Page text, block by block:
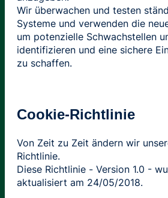
Wir überwachen und testen
Systeme und verwenden die
um potenzielle Schwachstellen
identifizieren und eine sichere
zu schaffen.
Cookie-Richtlinie
Von Zeit zu Zeit ändern wir
Richtlinie.
Diese Richtlinie - Version 1.0 -
aktualisiert am 24/05/2018.